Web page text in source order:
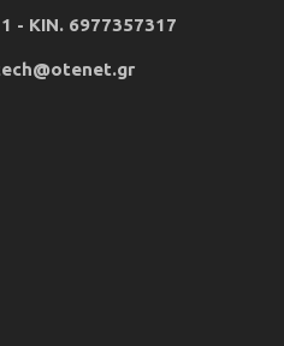
- ΚΙΝ. 6977357317